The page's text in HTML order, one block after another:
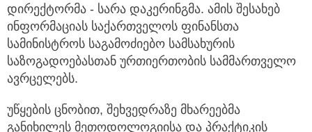
დირექტორმა - სარა დაკერინგმა. ამის შესახებ
ინფორმაციას საქართველოს ფინანსთა
სამინისტროს საგამოძიებო სამსახურის
საზოგადოებასთან ურთიერთობის სამმართველო
ავრცელებს.
უწყების ცნობით, შეხვედრაზე მხარეებმა
განიხილეს მეთოდოლოგიისა და პრაქტიკის